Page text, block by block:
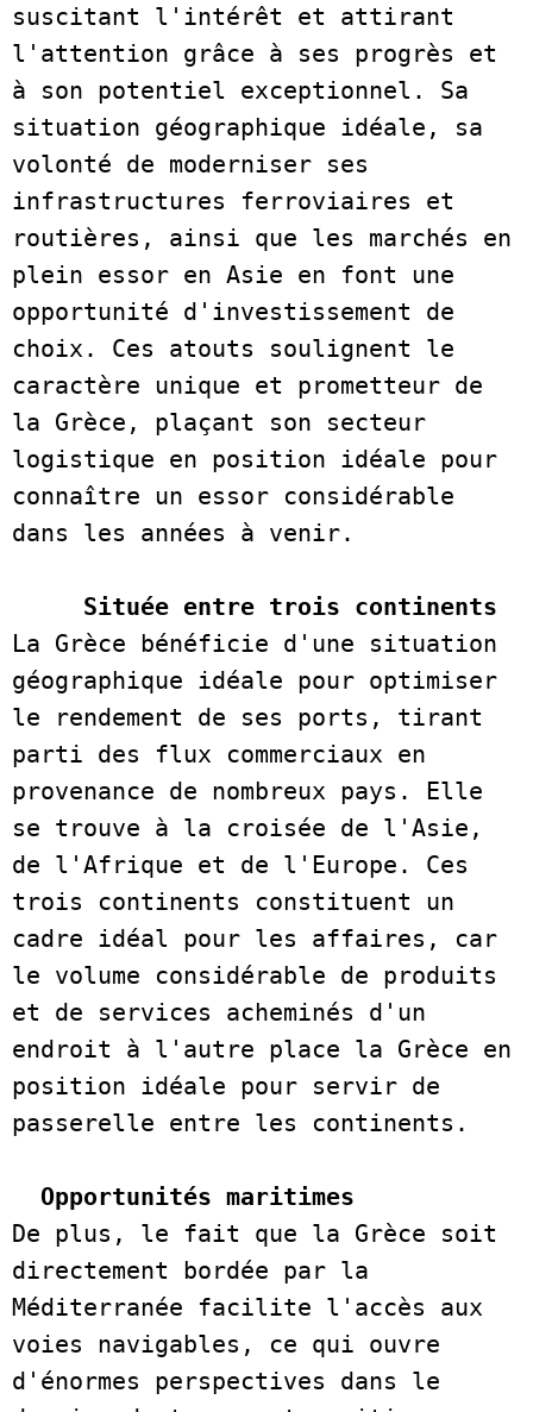
suscitant l'intérêt et attirant
l'attention grâce à ses progrès et
à son potentiel exceptionnel. Sa
situation géographique idéale, sa
volonté de moderniser ses
infrastructures ferroviaires et
routières, ainsi que les marchés en
plein essor en Asie en font une
opportunité d'investissement de
choix. Ces atouts soulignent le
caractère unique et prometteur de
la Grèce, plaçant son secteur
logistique en position idéale pour
connaître un essor considérable
dans les années à venir.
Située entre trois continents
La Grèce bénéficie d'une situation
géographique idéale pour optimiser
le rendement de ses ports, tirant
parti des flux commerciaux en
provenance de nombreux pays. Elle
se trouve à la croisée de l'Asie,
de l'Afrique et de l'Europe. Ces
trois continents constituent un
cadre idéal pour les affaires, car
le volume considérable de produits
et de services acheminés d'un
endroit à l'autre place la Grèce en
position idéale pour servir de
passerelle entre les continents.
Opportunités maritimes
De plus, le fait que la Grèce soit
directement bordée par la
Méditerranée facilite l'accès aux
voies navigables, ce qui ouvre
d'énormes perspectives dans le